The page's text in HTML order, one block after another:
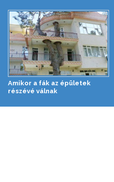
Amikor a fák az épületek
részévé válnak